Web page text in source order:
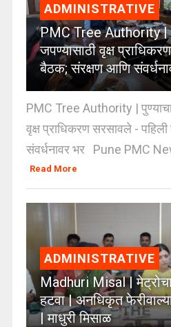
ADMINISTRATIVE
PMC Tree Authority |
जपण्यासाठी वृक्ष
बैठक; संरक्षण आणि
PMC Tree Authority | पुण्याचा
वृक्ष प्राधिकरण सरसावले -
संवर्धनावर भर Pune PMC
Read More
ADMINISTRATIVE
Madhuri Misal | मेट्रोचा
हटवा | अनधिकृत
| माधुरी मिसाळ